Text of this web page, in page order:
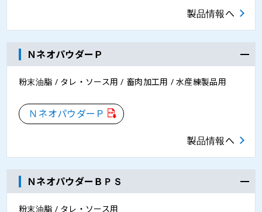
製品情報へ
ＮネオパウダーＰ
粉末油脂 / タレ・ソース用 / 畜肉加工用 / 水産練製品用
ＮネオパウダーＰ
製品情報へ
ＮネオパウダーＢＰＳ
粉末油脂 / タレ・ソース用